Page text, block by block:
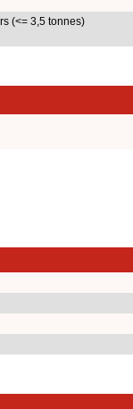
(<= 3,5 tonnes)